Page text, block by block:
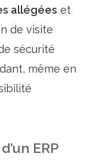
allégées et
de visite
sécurité
même en
ERP